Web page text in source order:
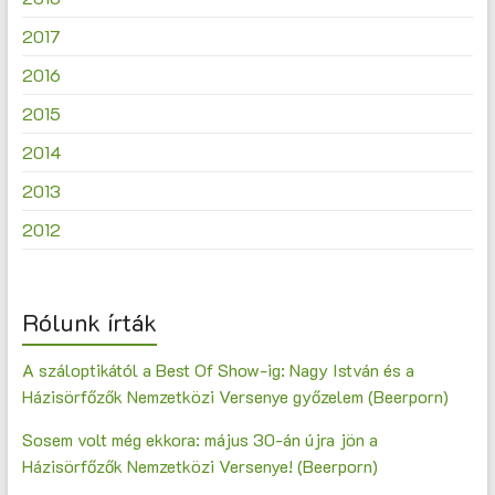
2017
2016
2015
2014
2013
2012
Rólunk írták
A száloptikától a Best Of Show-ig: Nagy István és a
Házisörfőzők Nemzetközi Versenye győzelem (Beerporn)
Sosem volt még ekkora: május 30-án újra jön a
Házisörfőzők Nemzetközi Versenye! (Beerporn)